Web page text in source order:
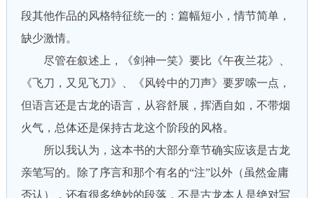
段其他作品的风格特征统一的：篇幅短小，情节简单，
缺少激情。
尽管在叙述上，《剑神一笑》要比《午夜兰花》、
《飞刀，又见飞刀》、《风铃中的刀声》要罗嗦一点，
但语言还是古龙的语言，从容舒展，挥洒自如，不带烟
火气，总体还是保持古龙这个阶段的风格。
所以我认为，这本书的大部分章节确实应该是古龙
亲笔写的。除了序言和那个有名的“注”以外（虽然金庸
否认），还有很多绝妙的段落，不是古龙本人是绝对写